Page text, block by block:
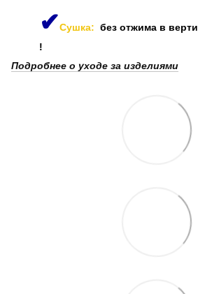
✔Сушка: без отжима в
!
Подробнее о уходе за изделиями